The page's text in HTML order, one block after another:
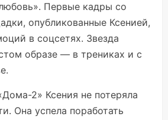
Первые кадры со
опубликованные Ксенией,
в соцсетях. Звезда
образе — в трениках и с
2» Ксения не потеряла
Она успела поработать